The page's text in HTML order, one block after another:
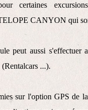
certaines
CANYON qui
peut aussi s'effectuer
...).
sur l'option GPS de